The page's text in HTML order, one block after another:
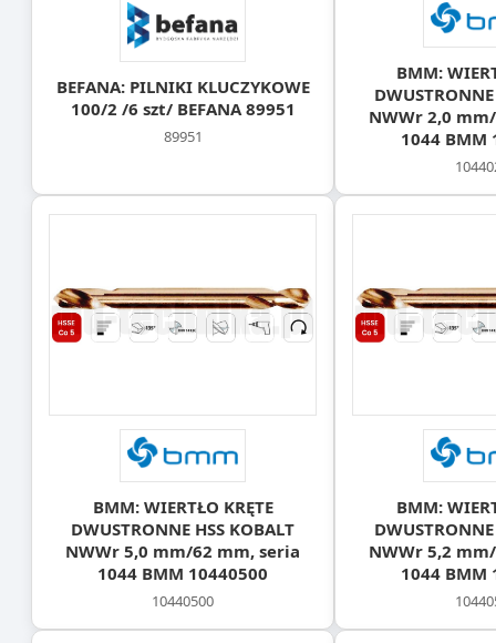
BEFANA: PILNIKI KLUCZYKOWE
100/2 /6 szt/ BEFANA 89951
89951
BMM:
NWWr 2,0
1044 BMM
BMM: WIERTŁO KRĘTE
DWUSTRONNE HSS KOBALT
NWWr 5,0 mm/62 mm, seria
1044 BMM 10440500
10440500
BMM:
NWWr 5,2
1044 BMM